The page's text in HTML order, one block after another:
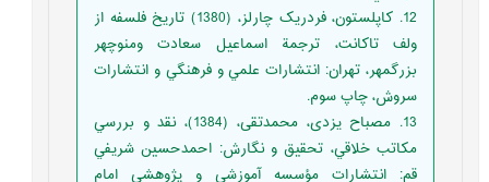
12. کاپلستون، فردریک چارلز، (1380) تاريخ فلسفه از
ولف تاكانت، ترجمة اسماعيل سعادت ومنوچهر
بزرگمهر، تهران: انتشارات علمي و فرهنگي و انتشارات
سروش، چاپ سوم.
13. مصباح يزدى، محمدتقى، (1384)، نقد و بررسي
مکاتب خلاقي، تحقيق و نگارش: احمدحسين شريفي
قم: انتشارات مؤسسه آموزشى و پژوهشى امام